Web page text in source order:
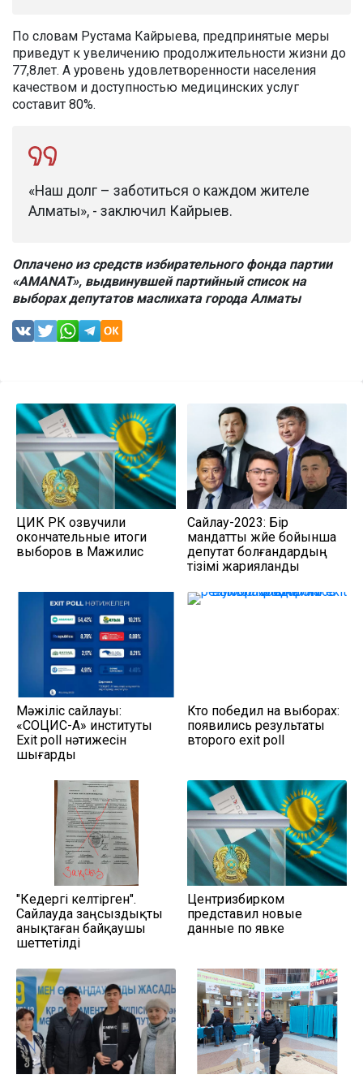
По словам Рустама Кайрыева, предпринятые меры
приведут к увеличению продолжительности жизни до
77,8лет. А уровень удовлетворенности населения
качеством и доступностью медицинских услуг
составит 80%.
«Наш долг – заботиться о каждом жителе
Алматы», - заключил Кайрыев.
Оплачено из средств избирательного фонда партии
«AMANAT», выдвинувшей партийный список на
выборах депутатов маслихата города Алматы
ЦИК РК озвучили
окончательные итоги
выборов в Мажилис
Сайлау-2023: Бір
мандатты жүйе бойынша
депутат болғандардың
тізімі жарияланды
Мәжіліс сайлауы:
«СОЦИС-А» институты
Еxit poll нәтижесін
шығарды
Кто победил на выборах:
появились результаты
второго exit poll
"Кедергі келтірген".
Сайлауда заңсыздықты
анықтаған байқаушы
шеттетілді
Центризбирком
представил новые
данные по явке